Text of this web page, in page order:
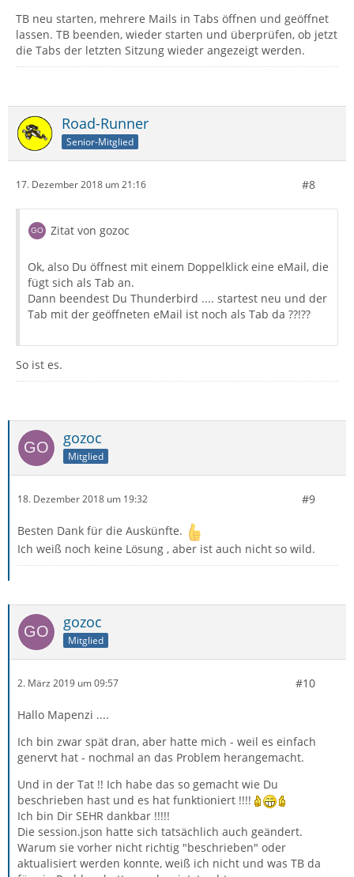
TB neu starten, mehrere Mails in Tabs öffnen und geöffnet
lassen. TB beenden, wieder starten und überprüfen, ob jetzt
die Tabs der letzten Sitzung wieder angezeigt werden.
Road-Runner
Senior-Mitglied
17. Dezember 2018 um 21:16 #8
Zitat von gozoc
Ok, also Du öffnest mit einem Doppelklick eine eMail, die
fügt sich als Tab an.
Dann beendest Du Thunderbird .... startest neu und der
Tab mit der geöffneten eMail ist noch als Tab da ??!??
So ist es.
gozoc
Mitglied
18. Dezember 2018 um 19:32 #9
Besten Dank für die Auskünfte.
Ich weiß noch keine Lösung , aber ist auch nicht so wild.
gozoc
Mitglied
2. März 2019 um 09:57 #10
Hallo Mapenzi ....
Ich bin zwar spät dran, aber hatte mich - weil es einfach
genervt hat - nochmal an das Problem herangemacht.
Und in der Tat !! Ich habe das so gemacht wie Du
beschrieben hast und es hat funktioniert !!!!
Ich bin Dir SEHR dankbar !!!!!
Die session.json hatte sich tatsächlich auch geändert.
Warum sie vorher nicht richtig "beschrieben" oder
aktualisiert werden konnte, weiß ich nicht und was TB da